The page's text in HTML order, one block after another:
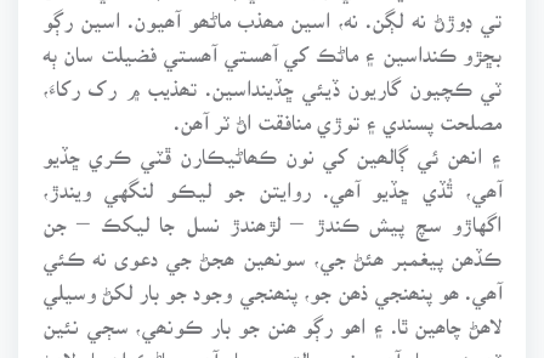
تي ڊوڙڻ نه لڳن. نه، اسين مھذب ماڻھو آھيون. اسين رڳو
بڇڙو ڪنداسين ۽ ماڻڪ کي آھستي آھستي فضيلت سان ٻه
ٽي ڪچيون گاريون ڏيئي ڇڏينداسين. تھذيب ۾ رک رکاءَ،
مصلحت پسندي ۽ توڙي منافقت اڻ ٽر آھن.
۽ انھن ئي ڳالھين کي نون ڪھاڻيڪارن ڦٽي ڪري ڇڏيو
آھي، ٿُڏي ڇڏيو آھي. روايتن جو ليڪو لنگهي ويندڙ،
اگهاڙو سچ پيش ڪندڙ – لڙھندڙ نسل جا ليکڪ – جن
ڪڏھن پيغمبر ھئڻ جي، سونھين ھجڻ جي دعوى نه ڪئي
آھي. ھو پنھنجي ذھن جو، پنھنجي وجود جو بار لکڻ وسيلي
لاھڻ چاھين ٿا. ۽ اھو رڳو ھنن جو بار ڪونھي، سڄي نئين
ٽھيءَ جو بار آھي، نين حالتن جو بار آھي. ماڻڪ ان بار لاھڻ